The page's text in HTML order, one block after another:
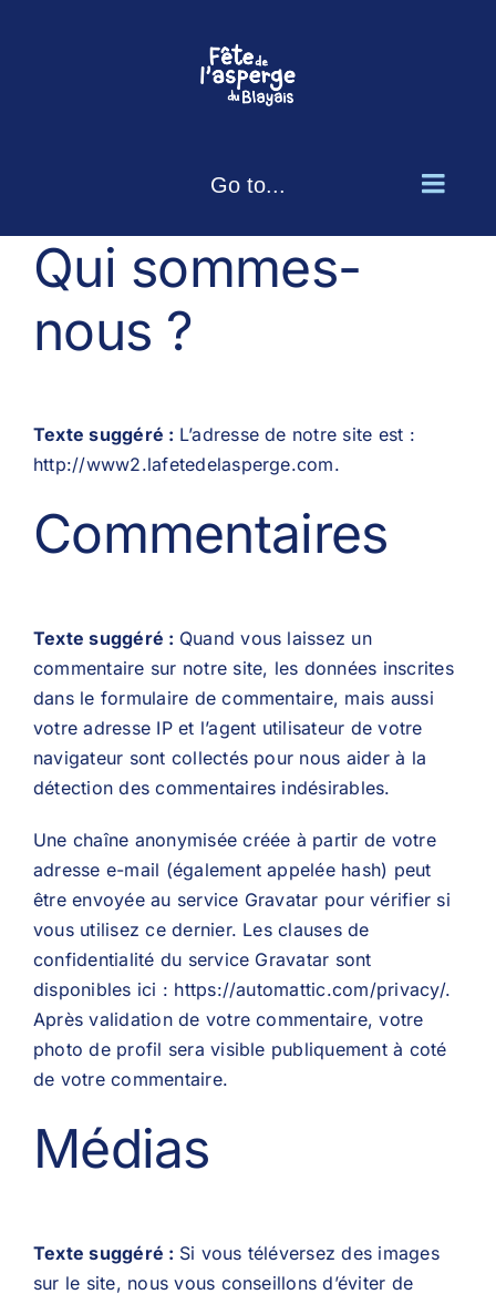
Go to...
Qui sommes-
nous ?
Texte suggéré : L’adresse de notre site est :
http://www2.lafetedelasperge.com.
Commentaires
Texte suggéré : Quand vous laissez un
commentaire sur notre site, les données inscrites
dans le formulaire de commentaire, mais aussi
votre adresse IP et l’agent utilisateur de votre
navigateur sont collectés pour nous aider à la
détection des commentaires indésirables.
Une chaîne anonymisée créée à partir de votre
adresse e-mail (également appelée hash) peut
être envoyée au service Gravatar pour vérifier si
vous utilisez ce dernier. Les clauses de
confidentialité du service Gravatar sont
disponibles ici : https://automattic.com/privacy/.
Après validation de votre commentaire, votre
photo de profil sera visible publiquement à coté
de votre commentaire.
Médias
Texte suggéré : Si vous téléversez des images
sur le site, nous vous conseillons d’éviter de